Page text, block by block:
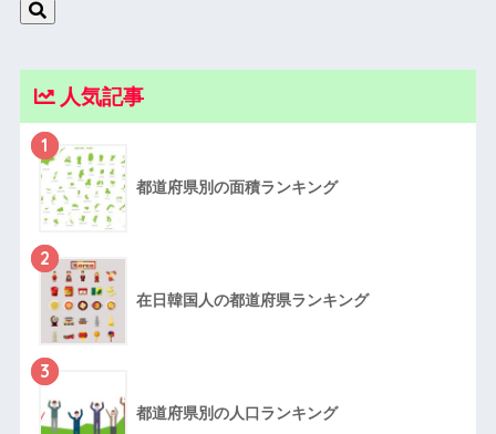
人気記事
1
都道府県別の面積ランキング
2
在日韓国人の都道府県ランキング
3
都道府県別の人口ランキング